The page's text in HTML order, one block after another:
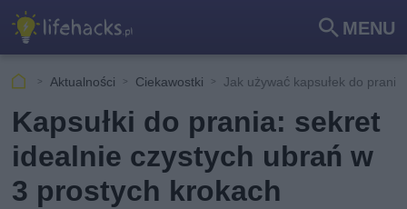
MENU
Szu
kaj
Aktualności Ciekawostki Jak używać kapsułek do prania
Kapsułki do prania: sekret
idealnie czystych ubrań w
3 prostych krokach